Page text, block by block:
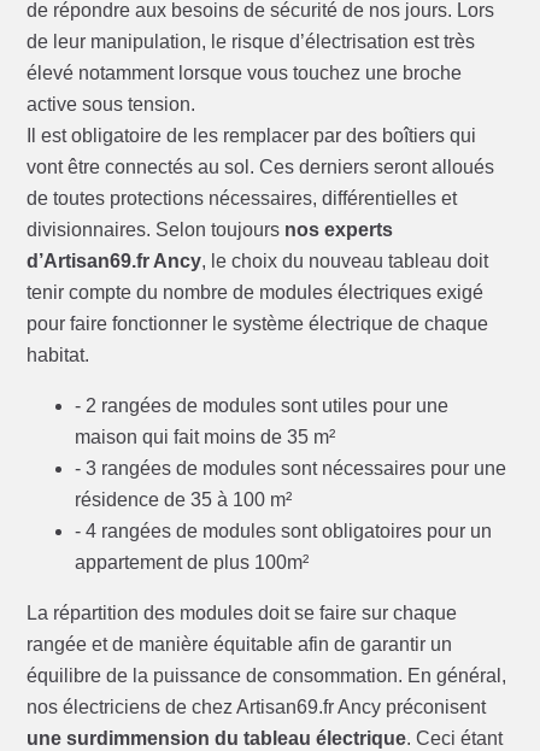
de répondre aux besoins de sécurité de nos jours. Lors
de leur manipulation, le risque d’électrisation est très
élevé notamment lorsque vous touchez une broche
active sous tension.
Il est obligatoire de les remplacer par des boîtiers qui
vont être connectés au sol. Ces derniers seront alloués
de toutes protections nécessaires, différentielles et
divisionnaires. Selon toujours nos experts
d’Artisan69.fr Ancy, le choix du nouveau tableau doit
tenir compte du nombre de modules électriques exigé
pour faire fonctionner le système électrique de chaque
habitat.
- 2 rangées de modules sont utiles pour une
maison qui fait moins de 35 m²
- 3 rangées de modules sont nécessaires pour une
résidence de 35 à 100 m²
- 4 rangées de modules sont obligatoires pour un
appartement de plus 100m²
La répartition des modules doit se faire sur chaque
rangée et de manière équitable afin de garantir un
équilibre de la puissance de consommation. En général,
nos électriciens de chez Artisan69.fr Ancy préconisent
une surdimmension du tableau électrique. Ceci étant